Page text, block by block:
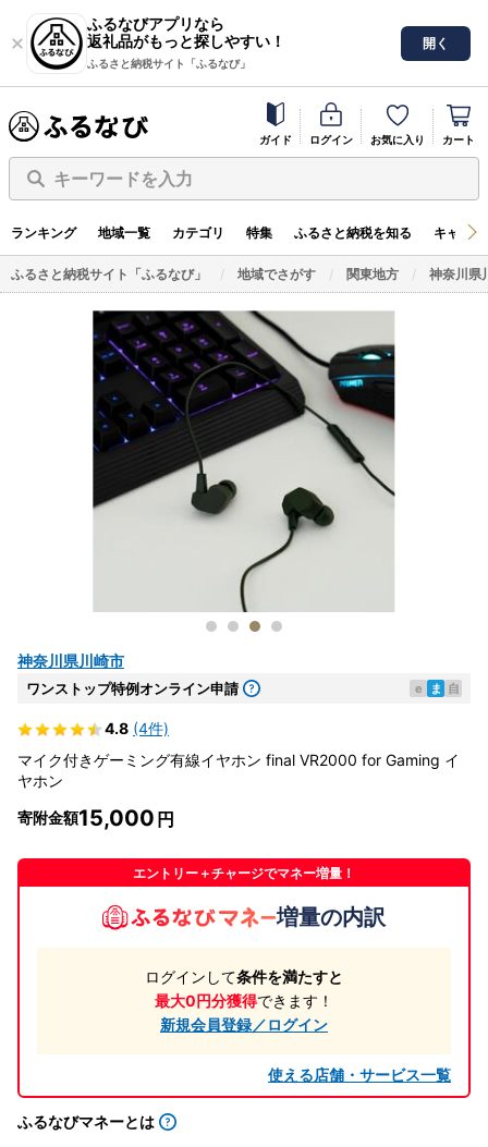
ふるなびアプリなら
返礼品がもっと探しやすい！
ふるさと納税サイト「ふるなび」
開く
ガイド ログイン お気に入り カート
キーワードを入力
ランキング 地域一覧 カテゴリ 特集 ふるさと納税を知る キャン
ふるさと納税サイト「ふるなび」 地域でさがす 関東地方 神奈川県
神奈川県川崎市
ワンストップ特例オンライン申請 e ま 自
4.8 (4件)
マイク付きゲーミング有線イヤホン final VR2000 for Gaming イ
ヤホン
寄附金額15,000
エントリー＋チャージでマネー増量！
増量の内訳
ログインして条件を満たすと
最大0円分獲得できます！
新規会員登録／ログイン
使える店舗・サービス一覧
ふるなびマネーとは